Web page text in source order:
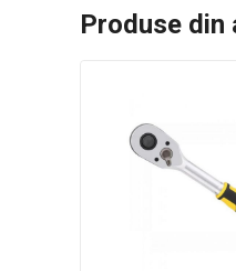
Produse din